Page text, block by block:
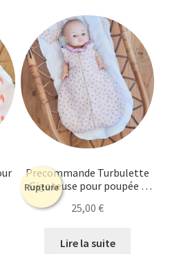
enfant
Ouvrir
le
menu
enfant
Rupture
Precommande Turbulette
Gigoteuse pour poupée –
25,00€
Lire la suite